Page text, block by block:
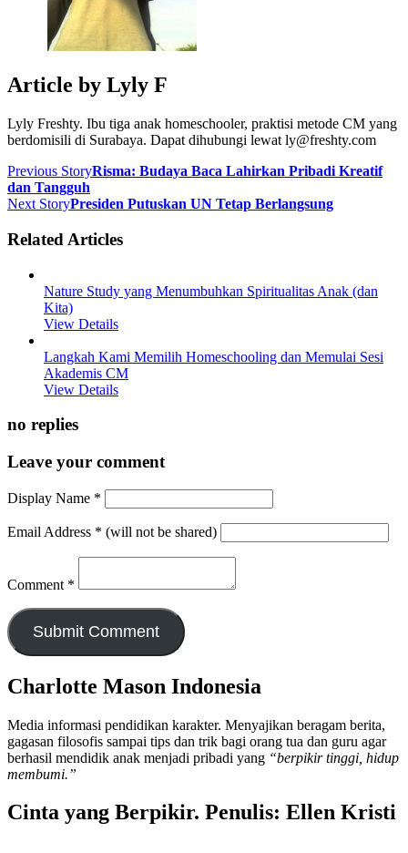
Article by Lyly F
Lyly Freshty. Ibu tiga anak homeschooler, praktisi metode CM yang
berdomisili di Surabaya. Dapat dihubungi lewat ly@freshty.com
Previous StoryRisma: Budaya Baca Lahirkan Pribadi Kreatif
dan Tangguh
Next StoryPresiden Putuskan UN Tetap Berlangsung
Related Articles
Nature Study yang Menumbuhkan Spiritualitas Anak (dan
Kita)
View Details
Langkah Kami Memilih Homeschooling dan Memulai Sesi
Akademis CM
View Details
no replies
Leave your comment
Display Name *
Email Address * (will not be shared)
Comment *
Charlotte Mason Indonesia
Media informasi pendidikan karakter. Menyajikan beragam berita,
gagasan filosofis sampai tips dan trik bagi orang tua dan guru agar
berhasil mendidik anak menjadi pribadi yang “berpikir tinggi, hidup
membumi.”
Cinta yang Berpikir. Penulis: Ellen Kristi